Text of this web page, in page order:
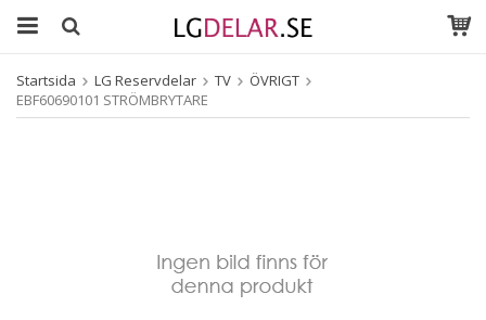
Startsida LG Reservdelar TV
ÖVRIGT
EBF60690101 STRÖMBRYTARE